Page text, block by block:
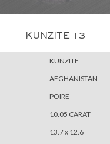
KUNZITE 13
KUNZITE
AFGHANISTAN
POIRE
10.05 CARAT
13.7 x 12.6